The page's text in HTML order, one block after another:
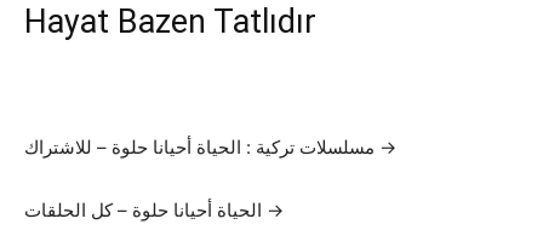
Hayat Bazen Tatlıdır
مسلسلات تركية : الحياة أحيانا حلوة – للاشتراك →
الحياة أحيانا حلوة – كل الحلقات →